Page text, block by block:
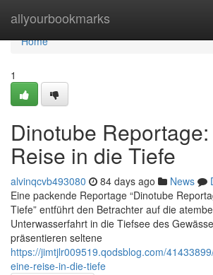
allyourbookmarks
Home
Home
1
Dinotube
Reise in die Tiefe
alvinqcvb493080 84 days ago News
Eine packende Reportage “Dinotube
Tiefe” entführt den Betrachter auf die
Unterwasserfahrt in die Tiefsee des
präsentieren seltene
https://jimtjlr009519.qodsblog.com/
eine-reise-in-die-tiefe